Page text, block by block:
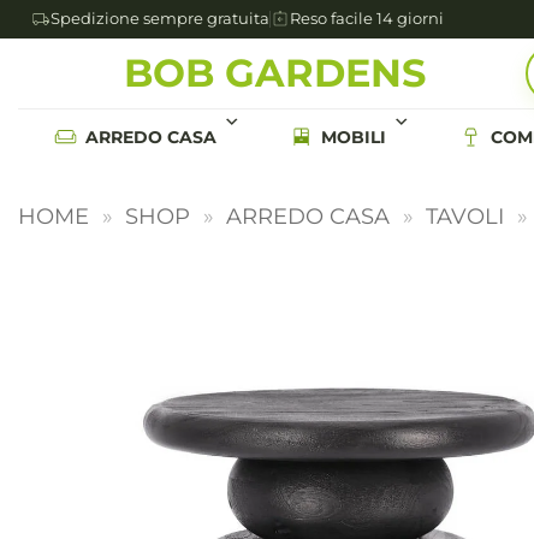
Spedizione sempre gratuita Reso facile 14 giorni
BOB GARDENS
ARREDO CASA MOBILI
HOME » SHOP » ARREDO CASA » TAVOLI »